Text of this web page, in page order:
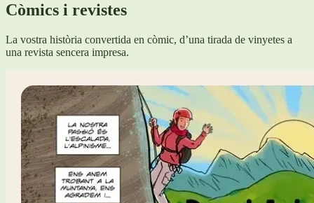
Còmics i revistes
La vostra història convertida en còmic, d’una tirada de vinyetes a
una revista sencera impresa.